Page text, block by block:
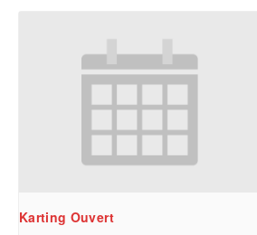
Karting Ouvert